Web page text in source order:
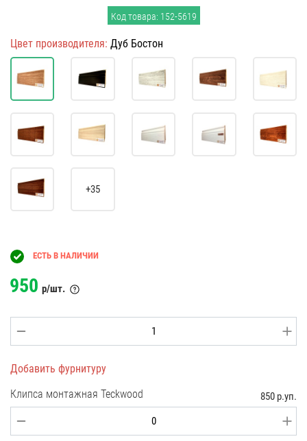
Код товара: 152-5619
Цвет производителя: Дуб Бостон
+35
ЕСТЬ В НАЛИЧИИ
950 р/шт.
Добавить фурнитуру
Клипса монтажная Teckwood
850 р.уп.